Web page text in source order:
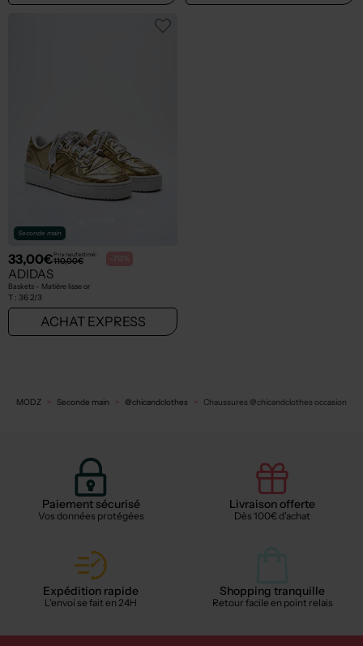
Seconde main
33,00€Prix neuf estimé :
110,00€ -70%
ADIDAS
Baskets - Matière lisse or
T : 36 2/3
ACHAT EXPRESS
MODZ Seconde main @chicandclothes Chaussures @chicandclothes occasion
Paiement sécurisé
Vos données protégées
Livraison offerte
Dès 100€ d'achat
Expédition rapide
L'envoi se fait en 24H
Shopping tranquille
Retour facile en point relais